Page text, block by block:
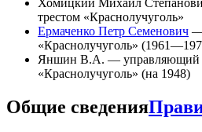
Хомицкий Михаил
трестом «Краснолучуголь»
Ермаченко Петр Семенович —
«Краснолучуголь»
Яншин В.А. — управляющий
«Краснолучуголь» (на 1948)
Общие сведения